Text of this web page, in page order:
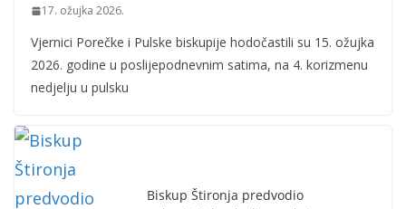
17. ožujka 2026.
Vjernici Porečke i Pulske biskupije hodočastili su 15. ožujka
2026. godine u poslijepodnevnim satima, na 4. korizmenu
nedjelju u pulsku
Biskup Štironja predvodio